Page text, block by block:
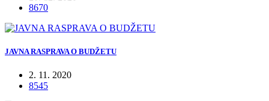
8670
JAVNA RASPRAVA O BUDŽETU
2. 11. 2020
8545